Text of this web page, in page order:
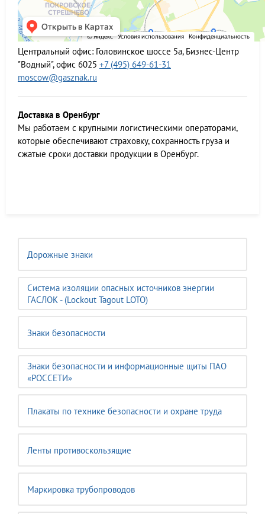
Дорожные знаки
Система изоляции опасных источников энергии
ГАСЛОК - (Lockout Tagout LOTO)
Знаки безопасности
Знаки безопасности и информационные щиты ПАО
«РОССЕТИ»
Плакаты по технике безопасности и охране труда
Ленты противоскользящие
Маркировка трубопроводов
Центральный офис: Головинское шоссе 5а, Бизнес-Центр
"Водный", офис 6025 +7 (495) 649-61-31
moscow@gasznak.ru
Доставка в Оренбург
Мы работаем c крупными логистическими операторами,
которые обеспечивают страховку, сохранность груза и
сжатые сроки доставки продукции в Оренбург.